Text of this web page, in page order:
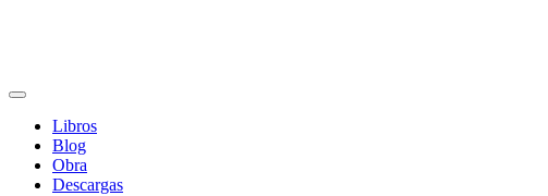
Libros
Blog
Obra
Descargas